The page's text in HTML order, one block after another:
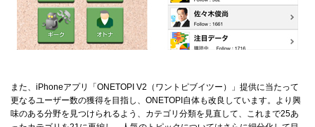
また、iPhoneアプリ「ONETOPI V2（ワントピブイツー）」提供に当たって
更なるユーザー数の獲得を目指し、ONETOPI自体も改良しています。より興
味のある分野を見つけられるよう、カテゴリ分類を見直して、これまで25あ